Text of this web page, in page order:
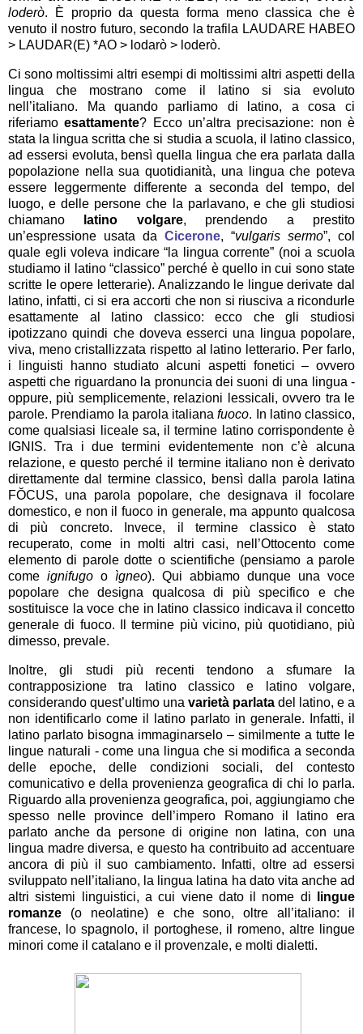
loderò. È proprio da questa forma meno classica che è
venuto il nostro futuro, secondo la trafila LAUDARE HABEO
> LAUDAR(E) *AO > lodarò > loderò.
Ci sono moltissimi altri esempi di moltissimi altri aspetti della
lingua che mostrano come il latino si sia evoluto
nell’italiano. Ma quando parliamo di latino, a cosa ci
riferiamoesattamente? Ecco un’altra precisazione: non è
stata la lingua scritta che si studia a scuola, il latino classico,
ad essersi evoluta, bensì quella lingua che era parlata dalla
popolazione nella sua quotidianità, una lingua che poteva
essere leggermente differente a seconda del tempo, del
luogo, e delle persone che la parlavano, e che gli studiosi
chiamano
latino volgare, prendendo a prestito
un’espressione usata da Cicerone, “vulgaris sermo”, col
quale egli voleva indicare “la lingua corrente” (noi a scuola
studiamo il latino “classico” perché è quello in cui sono state
scritte le opere letterarie). Analizzando le lingue derivate dal
latino, infatti, ci si era accorti che non si riusciva a ricondurle
esattamente al latino classico: ecco che gli studiosi
ipotizzano quindi che doveva esserci una lingua popolare,
viva, meno cristallizzata rispetto al latino letterario. Per farlo,
i linguisti hanno studiato alcuni aspetti fonetici – ovvero
aspetti che riguardano la pronuncia dei suoni di una lingua -
oppure, più semplicemente, relazioni lessicali, ovvero tra le
parole. Prendiamo la parola italianafuoco. In latino classico,
come qualsiasi liceale sa, il termine latino corrispondente è
IGNIS. Tra i due termini evidentemente non c’è alcuna
relazione, e questo perché il termine italiano non è derivato
direttamente dal termine classico, bensì dalla parola latina
FŎCUS, una parola popolare, che designava il focolare
domestico, e non il fuoco in generale, ma appunto qualcosa
di più concreto. Invece, il termine classico è stato
recuperato, come in molti altri casi, nell’Ottocento come
elemento di parole dotte o scientifiche (pensiamo a parole
come ignifugo o ìgneo). Qui abbiamo dunque una voce
popolare che designa qualcosa di più specifico e che
sostituisce la voce che in latino classico indicava il concetto
generale di fuoco. Il termine più vicino, più quotidiano, più
dimesso, prevale.
Inoltre, gli studi più recenti tendono a sfumare la
contrapposizione tra latino classico e latino volgare,
considerando quest’ultimo una varietà parlata del latino, e a
non identificarlo come il latino parlato in generale. Infatti, il
latino parlato bisogna immaginarselo – similmente a tutte le
lingue naturali - come una lingua che si modifica a seconda
delle epoche, delle condizioni sociali, del contesto
comunicativo e della provenienza geografica di chi lo parla.
Riguardo alla provenienza geografica, poi, aggiungiamo che
spesso nelle province dell’impero Romano il latino era
parlato anche da persone di origine non latina, con una
lingua madre diversa, e questo ha contribuito ad accentuare
ancora di più il suo cambiamento. Infatti, oltre ad essersi
sviluppato nell’italiano, la lingua latina ha dato vita anche ad
altri sistemi linguistici, a cui viene dato il nome di
lingue
romanze (o neolatine) e che sono, oltre all’italiano: il
francese, lo spagnolo, il portoghese, il romeno, altre lingue
minori come il catalano e il provenzale, e molti dialetti.